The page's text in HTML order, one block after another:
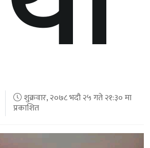
शुक्रवार, २०७८ भदौ २५ गते २१:३० मा
प्रकाशित